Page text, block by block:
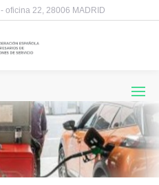
oficina 22, 28006 MADRID